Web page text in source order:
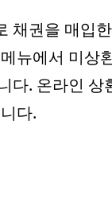
채권을 매입
뉴에서 미상
다. 온라인
다.